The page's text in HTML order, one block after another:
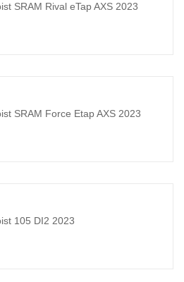
SRAM Rival eTap AXS 2023
SRAM Force Etap AXS 2023
105 DI2 2023